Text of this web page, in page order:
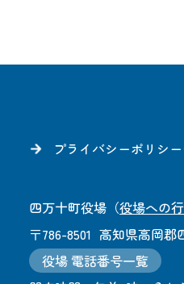
プライバシーポリシー
四万十町役場 （役場への
〒786-8501 高知県高岡郡
役場 電話番号一覧